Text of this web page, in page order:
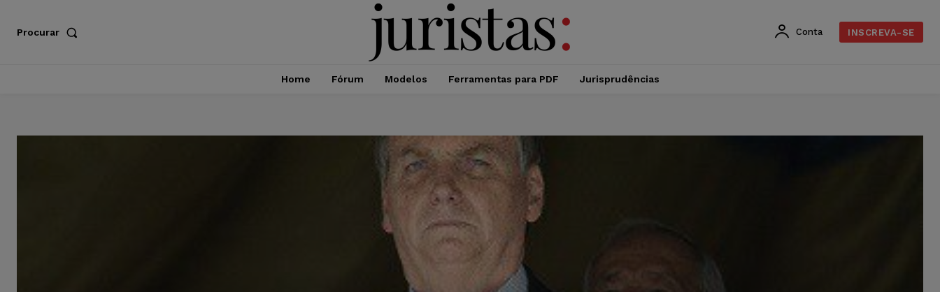
Procurar Conta INSCREVA-SE
Home Fórum Modelos Ferramentas para PDF Jurisprudências